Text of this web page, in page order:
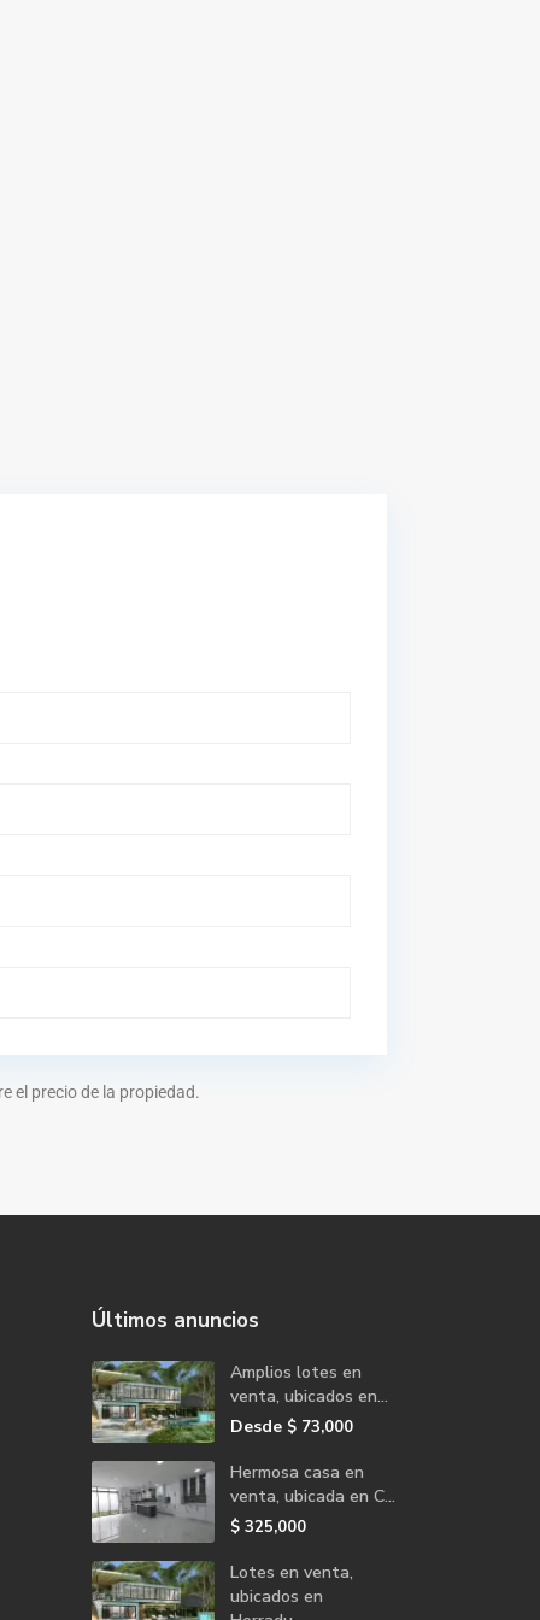
el precio de la propiedad.
Últimos anuncios
Amplios lotes en
venta, ubicados en...
Desde $ 73,000
Hermosa casa en
venta, ubicada en C...
$ 325,000
Lotes en venta,
ubicados en